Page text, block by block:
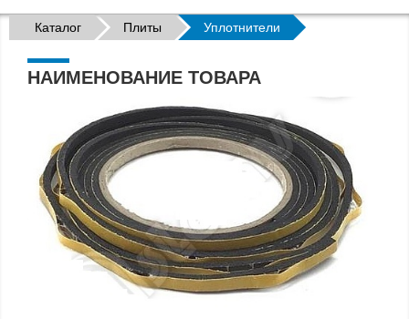
Каталог Плиты Уплотнители
НАИМЕНОВАНИЕ ТОВАРА